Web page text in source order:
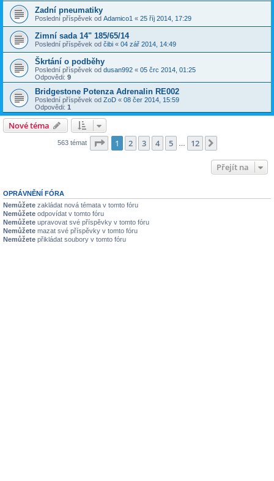
Zadní pneumatiky
Poslední příspěvek od Adamico1 « 25 říj 2014, 17:29
Zimní sada 14" 185/65/14
Poslední příspěvek od čibi « 04 zář 2014, 14:49
Škrtání o podběhy
Poslední příspěvek od dusan992 « 05 črc 2014, 01:25
Odpovědi: 9
Bridgestone Potenza Adrenalin RE002
Poslední příspěvek od ZoD « 08 čer 2014, 15:59
Odpovědi: 1
Nové téma
563 témat Stránka z 12
1 2 3 4 5 12
Přejít na
OPRÁVNĚNÍ FÓRA
Nemůžete zakládat nová témata v tomto fóru
Nemůžete odpovídat v tomto fóru
Nemůžete upravovat své příspěvky v tomto fóru
Nemůžete mazat své příspěvky v tomto fóru
Nemůžete přikládat soubory v tomto fóru